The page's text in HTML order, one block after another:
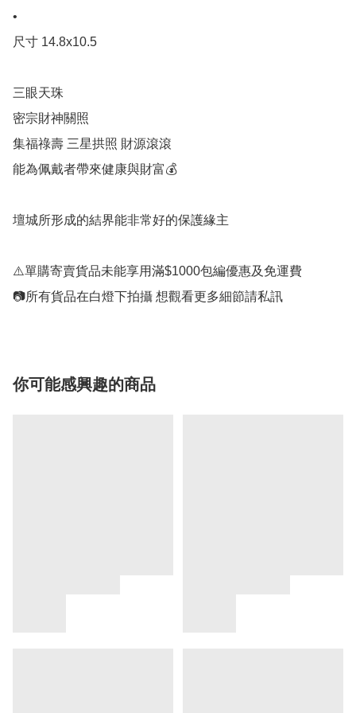
•
尺寸 14.8x10.5
三眼天珠
密宗財神關照
集福祿壽 三星拱照 財源滾滾
能為佩戴者帶來健康與財富💰
壇城所形成的結界能非常好的保護緣主
⚠️單購寄賣貨品未能享用滿$1000包編優惠及免運費
你可能感興趣的商品